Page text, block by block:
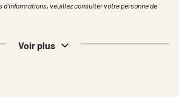
d'informations, veuillez consulter votre personne de
Voir plus